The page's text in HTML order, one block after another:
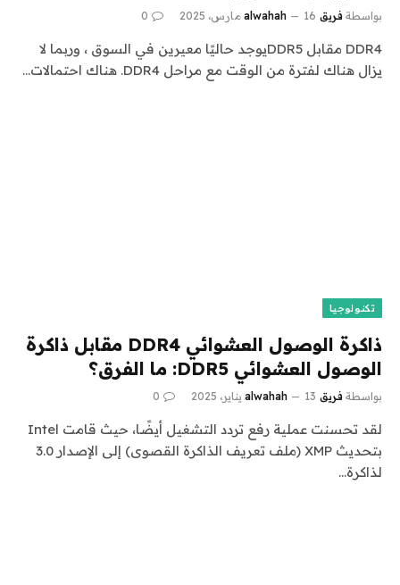
بواسطة فريق alwahah 16 مارس، 2025 0
DDR4 مقابل DDR5يوجد حاليًا معيرين في السوق ، وربما لا
يزال هناك لفترة من الوقت مع مراحل DDR4. هناك احتمالات…
تكنولوجيا
ذاكرة الوصول العشوائي DDR4 مقابل ذاكرة
الوصول العشوائي DDR5: ما الفرق؟
بواسطة فريق alwahah 13 يناير، 2025 0
لقد تحسنت عملية رفع تردد التشغيل أيضًا، حيث قامت Intel
بتحديث XMP (ملف تعريف الذاكرة القصوى) إلى الإصدار 3.0
لذاكرة…